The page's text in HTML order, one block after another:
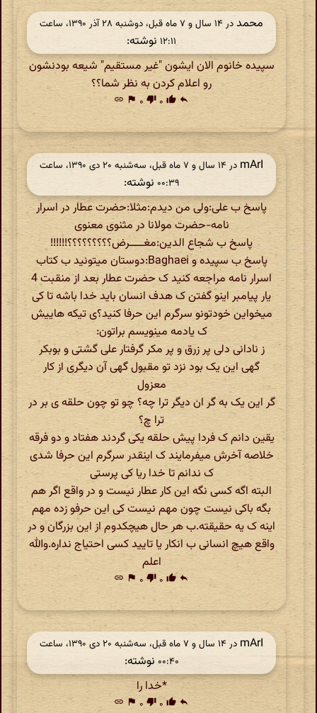
محمد
در ‫۱۴ سال و ۷ ماه قبل، دوشنبه ۲۸ آذر ۱۳۹۰، ساعت
۱۲:۱۱ نوشته:
سپیده خانوم الان ایشون "غیر مستقیم" شیعه بودنشون
رو اعلام کردن به نظر شما؟؟
reply
thumb_up ۰ thumb_down ۰ flag
link
mArI
در ‫۱۴ سال و ۷ ماه قبل، سه‌شنبه ۲۰ دی ۱۳۹۰، ساعت
۰۰:۳۹ نوشته:
پاسخ ب علی:ولی من دیدم:مثلا:حضرت عطار در اسرار
نامه-حضرت مولانا در مثنوی معنوی
پاسخ ب شجاع الدین:مغـــــرض؟؟؟؟؟؟؟؟؟!!!!!!
پاسخ ب سپیده و Baghaei:دوستان میتونید ب کتاب
اسرار نامه مراجعه کنید ک حضرت عطار بعد از منقبت 4
یار پیامبر اینو گفتن ک هدف انسان باید خدا باشه تا کی
میخواین خودتونو سرگرم این حرفا کنید؟ی تیکه هاییش
ک یادمه مینویسم براتون:
ز نادانی دلی پر زرق و پر مکر گرفتار علی گشتی و بوبکر
گهی این یک بود نزد تو مقبول گهی آن دیگری از کار
معزول
گر این یک به گر ان دیگر ترا چه؟ چو تو چون حلقه ی بر در
ترا چ؟
یقین دانم ک فردا پیش حلقه یکی گردند هفتاد و دو فرقه
خلاصه آخرش میفرمایند ک اینقدر سرگرم این حرفا شدی
ک ندانم تا خدا ریا کی پرستی
البته اگه کسی نگه این کار عطار نیست و در واقع اگر هم
بگه باکی نیست چون مهم نیست کی این حرفو زده مهم
اینه ک یه حقیقته.ب هر حال هیچکدوم از این بزرگان و در
واقع هیچ انسانی ب انکار یا تایید کسی احتیاج نداره.والله
اعلم
reply
thumb_up ۰ thumb_down ۰ flag
link
mArI
در ‫۱۴ سال و ۷ ماه قبل، سه‌شنبه ۲۰ دی ۱۳۹۰، ساعت
۰۰:۴۰ نوشته:
*خدا را
reply
thumb_up ۰ thumb_down ۰ flag
link